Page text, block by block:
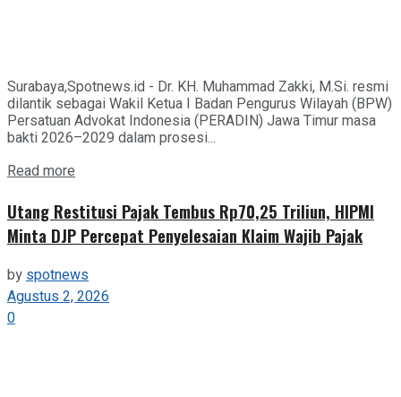
Surabaya,Spotnews.id - Dr. KH. Muhammad Zakki, M.Si. resmi
dilantik sebagai Wakil Ketua I Badan Pengurus Wilayah (BPW)
Persatuan Advokat Indonesia (PERADIN) Jawa Timur masa
bakti 2026–2029 dalam prosesi...
Read more
Utang Restitusi Pajak Tembus Rp70,25 Triliun, HIPMI
Minta DJP Percepat Penyelesaian Klaim Wajib Pajak
by spotnews
Agustus 2, 2026
0